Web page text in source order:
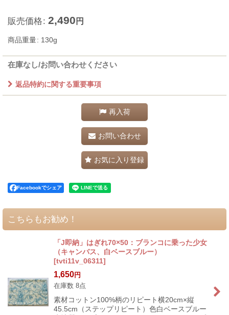
販売価格: 2,490 円
商品重量: 130g
在庫なし/お問い合わせください
返品特約に関する重要事項
再入荷
お問い合わせ
お気に入り登録
Facebookでシェア
こちらもお勧め！
「J即納」はぎれ70×50：ブランコに乗った少女
（キャンバス、白ベースブルー）
[tvti11v_06311]
1,650円
在庫数 8点
素材コットン100%柄のリピート横20cm×縦
45.5cm（ステップリピート）色白ベースブルー